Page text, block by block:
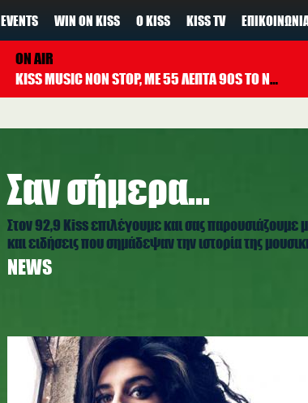
EVENTS WIN ON KISS Ο KISS KISS TV
ON AIR
KISS MUSIC NON STOP, ΜΕ 55 ΛΕΠΤΑ 90S TO NOW ΚΑΘΕ ΩΡΑ
Σαν σήμερα...
Στον 92,9 Kiss επιλέγουμε και σας παρουσιάζουμε
και ειδήσεις που σημάδεψαν την ιστορία της
NEWS
amy-winehouse-4.jpg